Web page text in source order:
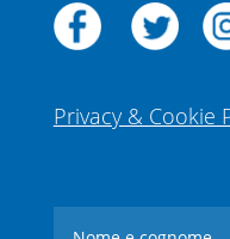
Privacy & Cookie